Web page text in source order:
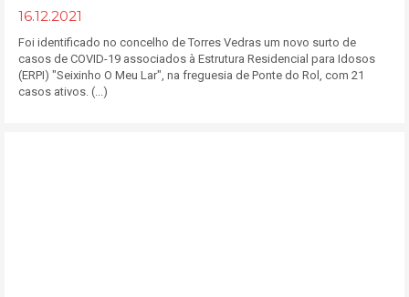
16.12.2021
Foi identificado no concelho de Torres Vedras um novo surto de
casos de COVID-19 associados à Estrutura Residencial para Idosos
(ERPI) "Seixinho O Meu Lar", na freguesia de Ponte do Rol, com 21
casos ativos. (...)